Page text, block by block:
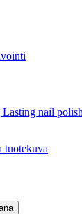
nail
tuotekuva